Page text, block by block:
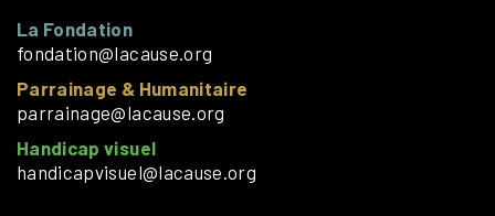
La Fondation
fondation@lacause.org
Parrainage & Humanitaire
parrainage@lacause.org
Handicap visuel
handicapvisuel@lacause.org